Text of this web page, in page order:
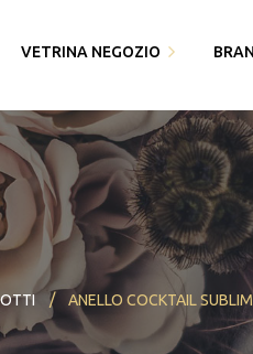
VETRINA NEGOZIO
saldati e gioielli
Cingomma
Gioielleria
Maserati
Paciotti 4US
ANELLO COCKTAIL